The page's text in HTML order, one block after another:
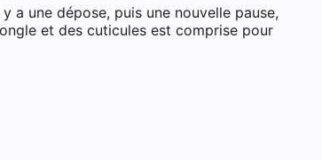
a une dépose, puis une nouvelle pause,
et des cuticules est comprise pour